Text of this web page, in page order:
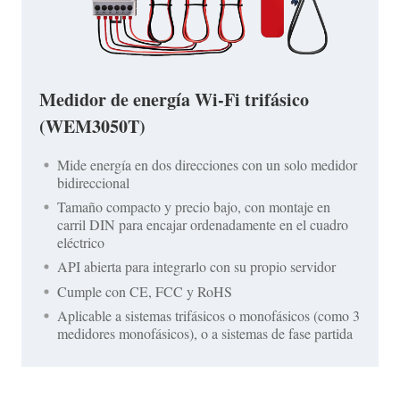
Medidor de energía Wi-Fi trifásico
(WEM3050T)
Mide energía en dos direcciones con un solo medidor
bidireccional
Tamaño compacto y precio bajo, con montaje en
carril DIN para encajar ordenadamente en el cuadro
eléctrico
API abierta para integrarlo con su propio servidor
Cumple con CE, FCC y RoHS
Aplicable a sistemas trifásicos o monofásicos (como 3
medidores monofásicos), o a sistemas de fase partida